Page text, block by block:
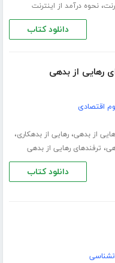
،نحوه درآمد از اینترنت
دانلود کتاب
اقتصادی
از بدهی،رهایی از بدهکاری،
، ترفندهای رهایی از بدهی
دانلود کتاب